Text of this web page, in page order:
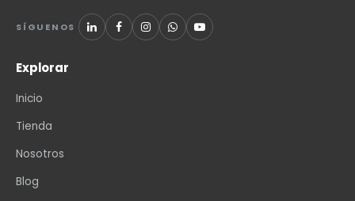
SÍGUENOS
Explorar
Inicio
Tienda
Nosotros
Blog